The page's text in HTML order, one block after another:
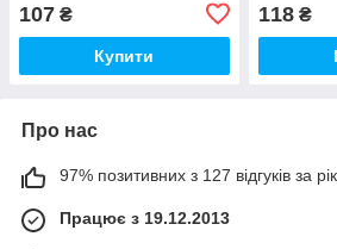
107 ₴
Купити
118₴
Про нас
97% позитивних з 127 відгуків за рік
Працює з 19.12.2013